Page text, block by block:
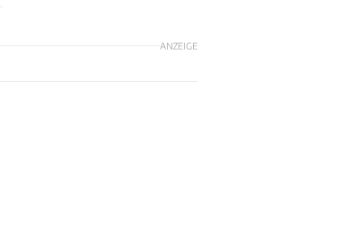
ANZEIGE